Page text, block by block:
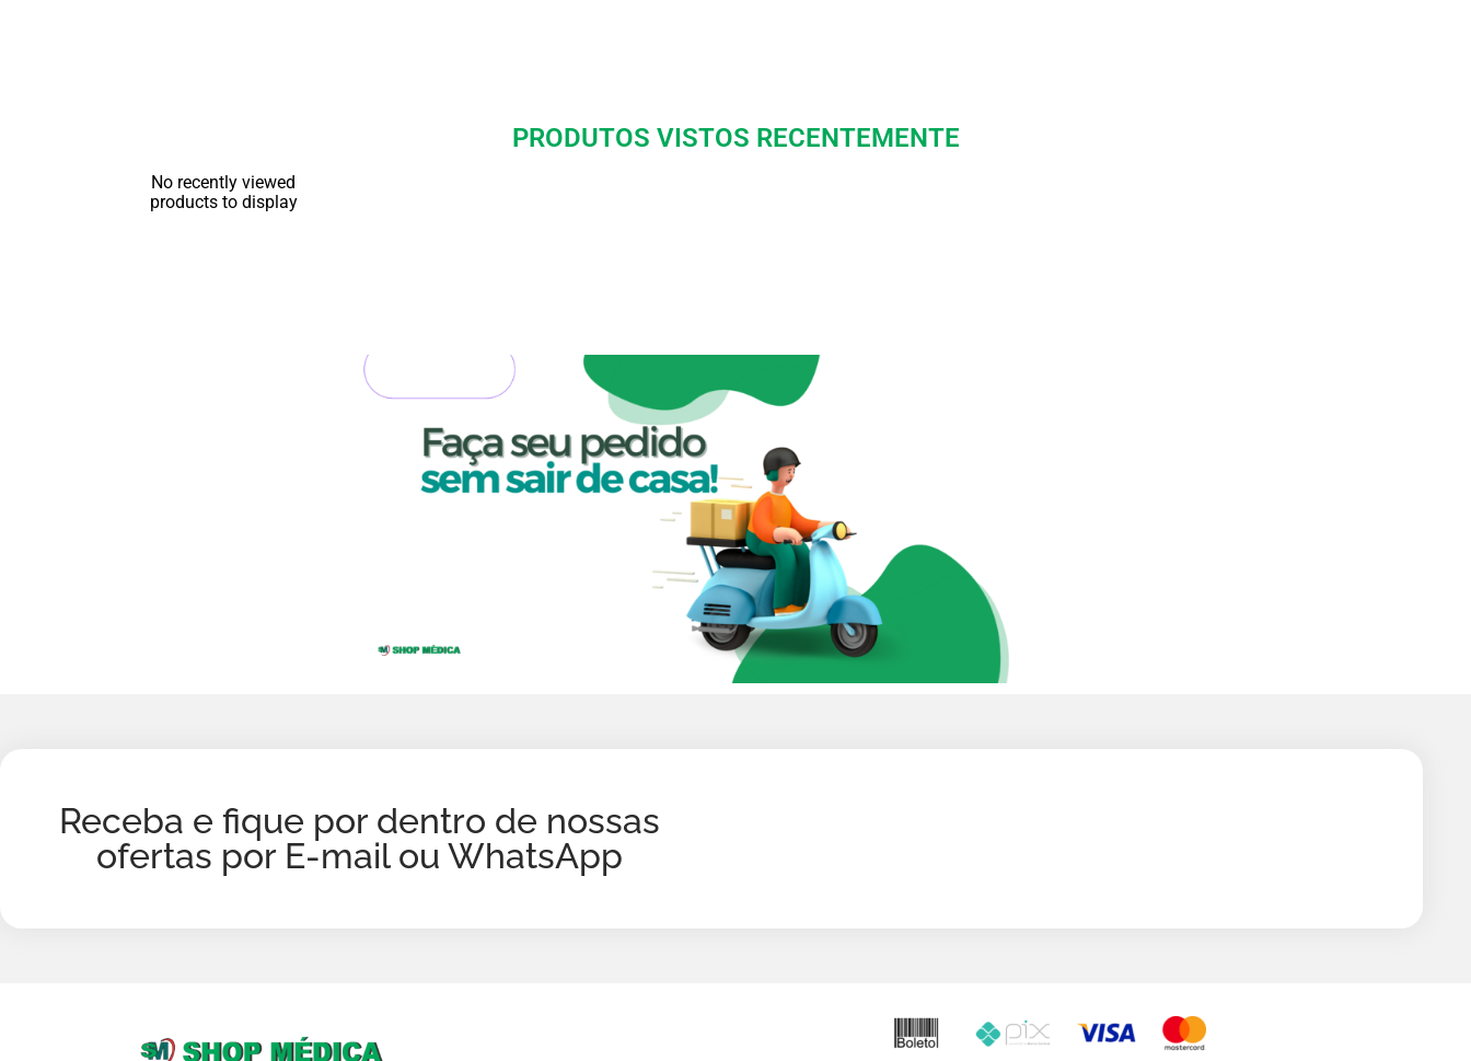
PRODUTOS VISTOS RECENTEMENTE
No recently viewed
products to display
Receba e fique por dentro de nossas
ofertas por E-mail ou WhatsApp